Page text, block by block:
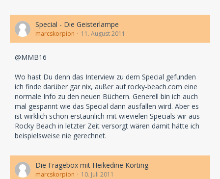
Special - Die Geisterlampe
marcskorpion 11. August 2011
@MMB16
Wo hast Du denn das Interview zu dem Special gefunden
ich finde darüber gar nix, außer auf rocky-beach.com eine
normale Info zu den neuen Büchern. Generell bin ich auch
mal gespannt wie das Special dann ausfallen wird. Aber es
ist wirklich schon erstaunlich mit wievielen Specials wir aus
Rocky Beach in letzter Zeit versorgt wären damit hätte ich
beispielsweise nie gerechnet.
Die Fragebox mit Heikedine Körting
marcskorpion 10. Juli 2011